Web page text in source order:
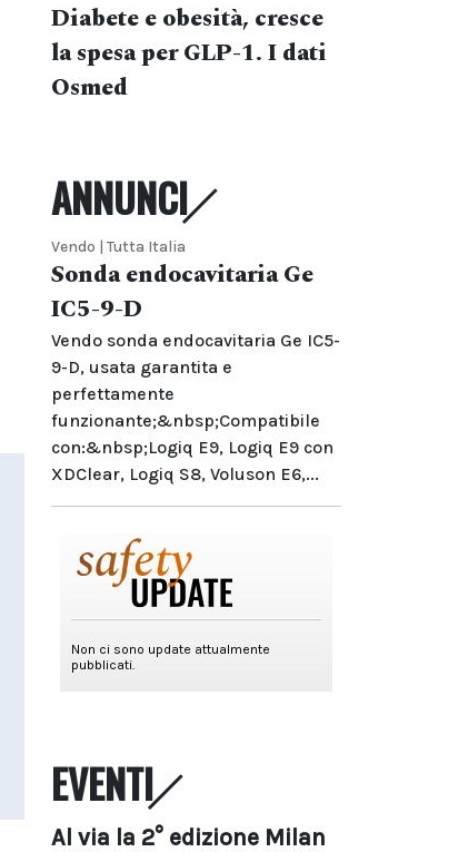
Diabete e obesità, cresce
la spesa per GLP-1. I dati
Osmed
ANNUNCI
Vendo | Tutta Italia
Sonda endocavitaria Ge
IC5-9-D
Vendo sonda endocavitaria Ge IC5-
9-D, usata garantita e
perfettamente
funzionante;&nbsp;Compatibile
con:&nbsp;Logiq E9, Logiq E9 con
XDClear, Logiq S8, Voluson E6,...
EVENTI
Al via la 2° edizione Milan